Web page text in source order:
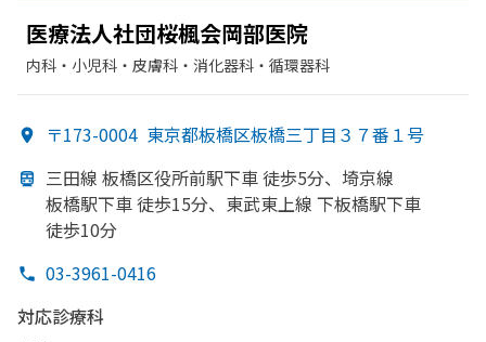
医療法人社団桜楓会岡部医院
内科・​小児科・​皮膚科・​消化器科・​循環器科
〒173-0004 東京都板橋区板橋三丁目３７番１号
三田線 板橋区役所前駅下車 徒歩5分、 埼京線
板橋駅下車 徒歩15分、 東武東上線 下板橋駅下車
徒歩10分
03-3961-0416
対応診療科